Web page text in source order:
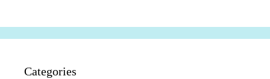
Categories